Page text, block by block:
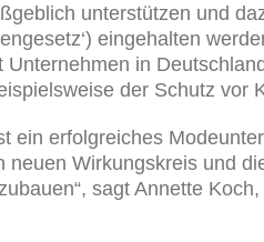
unter­stützen und
eingehalten
Unternehmen in
der Schutz vor
ein erfolgreiches
neuen Wirkungskreis und
sagt Annette